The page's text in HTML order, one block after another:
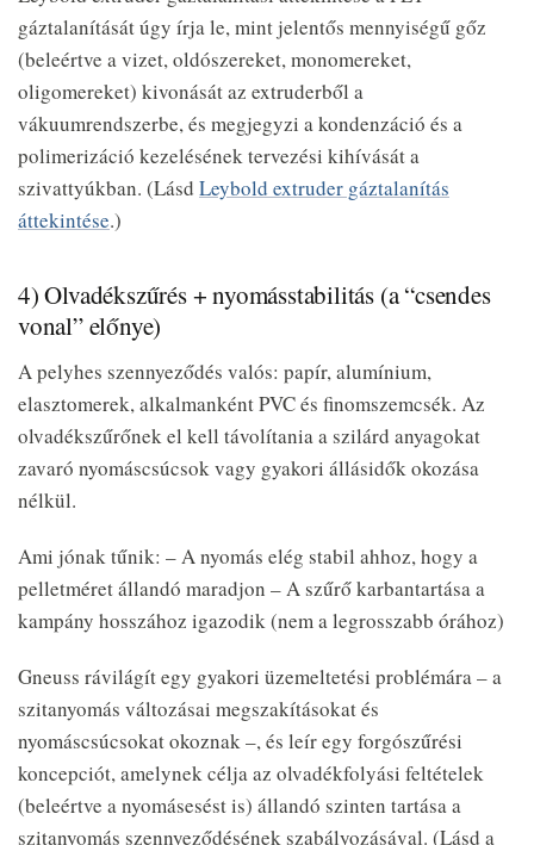
gáztalanítását úgy írja le, mint jelentős mennyiségű gőz
(beleértve a vizet, oldószereket, monomereket,
oligomereket) kivonását az extruderből a
vákuumrendszerbe, és megjegyzi a kondenzáció és a
polimerizáció kezelésének tervezési kihívását a
szivattyúkban. (Lásd Leybold extruder gáztalanítás
áttekintése.)
4) Olvadékszűrés + nyomásstabilitás (a “csendes
vonal” előnye)
A pelyhes szennyeződés valós: papír, alumínium,
elasztomerek, alkalmanként PVC és finomszemcsék. Az
olvadékszűrőnek el kell távolítania a szilárd anyagokat
zavaró nyomáscsúcsok vagy gyakori állásidők okozása
nélkül.
Ami jónak tűnik: – A nyomás elég stabil ahhoz, hogy a
pelletméret állandó maradjon – A szűrő karbantartása a
kampány hosszához igazodik (nem a legrosszabb órához)
Gneuss rávilágít egy gyakori üzemeltetési problémára – a
szitanyomás változásai megszakításokat és
nyomáscsúcsokat okoznak –, és leír egy forgószűrési
koncepciót, amelynek célja az olvadékfolyási feltételek
(beleértve a nyomásesést is) állandó szinten tartása a
szitanyomás szennyeződésének szabályozásával. (Lásd a